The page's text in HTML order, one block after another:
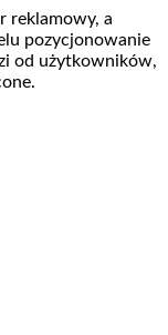
reklamowy, a
pozycjonowanie
od użytkowników,